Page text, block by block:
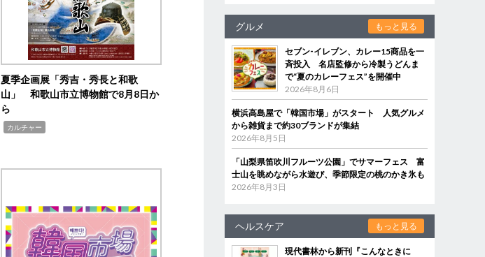
夏季企画展「秀吉・秀長と和歌
山」 和歌山市立博物館で8月8日か
ら
カルチャー
グルメ もっと見る
セブン‐イレブン、カレー15商品を一
斉投入 名店監修から冷製うどんま
で“夏のカレーフェス”を開催中
2026年8月6日
横浜高島屋で「韓国市場」がスタート 人気グルメ
から雑貨まで約30ブランドが集結
2026年8月5日
「山梨県笛吹川フルーツ公園」でサマーフェス 富
士山を眺めながら水遊び、季節限定の桃のかき氷も
2026年8月3日
ヘルスケア もっと見る
現代書林から新刊『こんなときに